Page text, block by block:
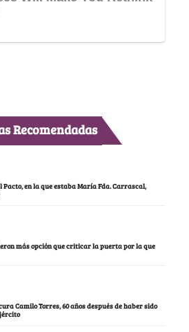
Recomendadas
en la que estaba María Fda. Carrascal,
más opción que criticar la puerta por la que
Camilo Torres, 60 años después de haber sido